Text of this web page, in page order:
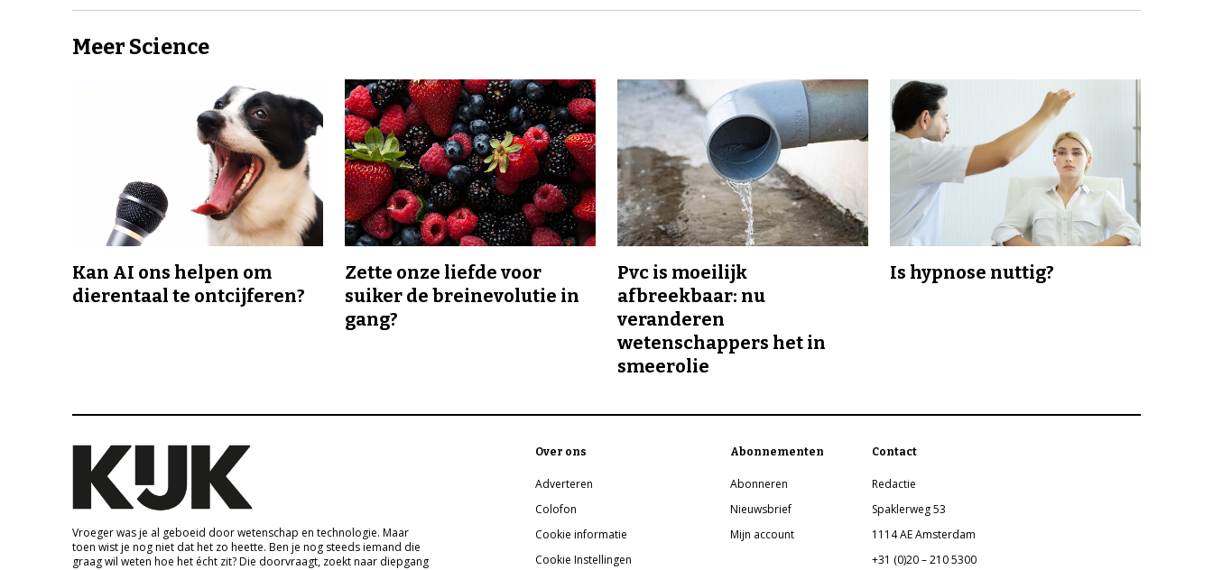
Meer Science
Kan AI ons helpen om
dierentaal te ontcijferen?
Zette onze liefde voor
suiker de breinevolutie in
gang?
Pvc is moeilijk
afbreekbaar: nu
veranderen
wetenschappers het in
smeerolie
Is hypnose nuttig?
Vroeger was je al geboeid door wetenschap en technologie. Maar
toen wist je nog niet dat het zo heette. Ben je nog steeds iemand die
graag wil weten hoe het écht zit? Die doorvraagt, zoekt naar diepgang
Over ons
Adverteren
Colofon
Cookie informatie
Cookie Instellingen
Abonnementen
Abonneren
Nieuwsbrief
Mijn account
Contact
Redactie
Spaklerweg 53
1114 AE Amsterdam
+31 (0)20 – 210 5300